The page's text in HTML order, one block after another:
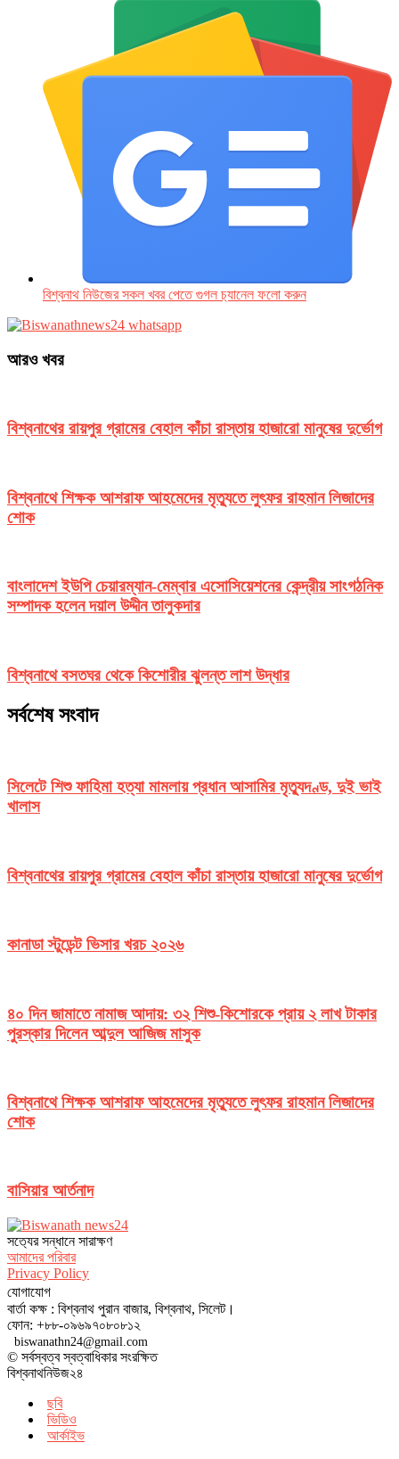
বিশ্বনাথ নিউজের সকল খবর পেতে গুগল চ‌্যানেল ফলো করুন
আরও খবর
বিশ্বনাথের রায়পুর গ্রামের বেহাল কাঁচা রাস্তায় হাজারো মানুষের দুর্ভোগ
বিশ্বনাথে শিক্ষক আশরাফ আহমেদের মৃত্যুতে লুৎফর রাহমান লিজাদের
শোক
বাংলাদেশ ইউপি চেয়ারম্যান-মেম্বার এসোসিয়েশনের কেন্দ্রীয় সাংগঠনিক
সম্পাদক হলেন দয়াল উদ্দীন তালুকদার
বিশ্বনাথে বসতঘর থেকে কিশোরীর ঝুলন্ত লাশ উদ্ধার
সর্বশেষ সংবাদ
সিলেটে শিশু ফাহিমা হত্যা মামলায় প্রধান আসামির মৃত্যুদণ্ড, দুই ভাই
খালাস
বিশ্বনাথের রায়পুর গ্রামের বেহাল কাঁচা রাস্তায় হাজারো মানুষের দুর্ভোগ
কানাডা স্টুডেন্ট ভিসার খরচ ২০২৬
৪০ দিন জামাতে নামাজ আদায়: ৩২ শিশু-কিশোরকে প্রায় ২ লাখ টাকার
পুরস্কার দিলেন আব্দুল আজিজ মাসুক
বিশ্বনাথে শিক্ষক আশরাফ আহমেদের মৃত্যুতে লুৎফর রাহমান লিজাদের
শোক
বাসিয়ার আর্তনাদ
সত‌্যের সন্ধানে সারাক্ষণ
আমাদের পরিবার
Privacy Policy
যোগাযোগ
বার্তা কক্ষ : বিশ্বনাথ পুরান বাজার, বিশ্বনাথ, সিলেট।
ফোন: +৮৮-০৯৬৯৭০৮০৮১২
biswanathn24@gmail.com
© সর্বস্বত্ব স্বত্বাধিকার সংরক্ষিত
বিশ্বনাথনিউজ২৪
ছবি
ভিডিও
আর্কাইভ